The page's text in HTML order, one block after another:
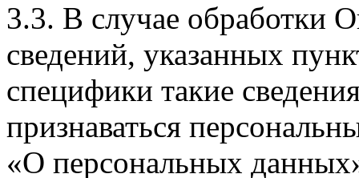
3.3. В случае обработки
сведений, указанных
специфики такие
признаваться
«О персональных